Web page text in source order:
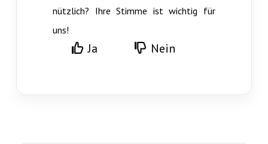
nützlich? Ihre Stimme ist wichtig für
uns!
Ja Nein